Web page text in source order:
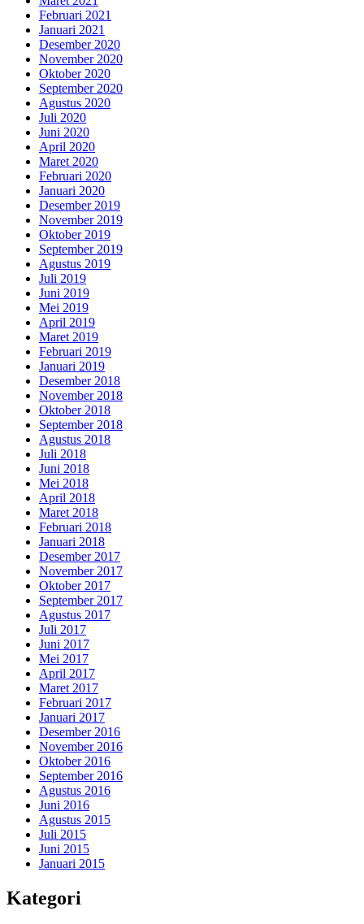
Februari 2021
Januari 2021
Desember 2020
November 2020
Oktober 2020
September 2020
Agustus 2020
Juli 2020
Juni 2020
April 2020
Maret 2020
Februari 2020
Januari 2020
Desember 2019
November 2019
Oktober 2019
September 2019
Agustus 2019
Juli 2019
Juni 2019
Mei 2019
April 2019
Maret 2019
Februari 2019
Januari 2019
Desember 2018
November 2018
Oktober 2018
September 2018
Agustus 2018
Juli 2018
Juni 2018
Mei 2018
April 2018
Maret 2018
Februari 2018
Januari 2018
Desember 2017
November 2017
Oktober 2017
September 2017
Agustus 2017
Juli 2017
Juni 2017
Mei 2017
April 2017
Maret 2017
Februari 2017
Januari 2017
Desember 2016
November 2016
Oktober 2016
September 2016
Agustus 2016
Juni 2016
Agustus 2015
Juli 2015
Juni 2015
Januari 2015
Kategori